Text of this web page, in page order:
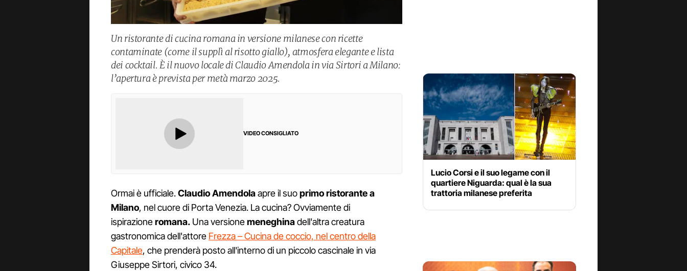
Un ristorante di cucina romana in versione milanese con ricette
contaminate (come il supplì al risotto giallo), atmosfera elegante e lista
dei cocktail. È il nuovo locale di Claudio Amendola in via Sirtori a Milano:
l’apertura è prevista per metà marzo 2025.
VIDEO CONSIGLIATO
Ormai è ufficiale.Claudio Amendolaapre il suoprimo ristorante a
Milano, nel cuore di Porta Venezia. La cucina? Ovviamente di
ispirazioneromana. Una versionemeneghinadell'altra creatura
gastronomica dell'attore Frezza – Cucina de coccio, nel centro della
Capitale, che prenderà posto all'interno di un piccolo cascinale in via
Giuseppe Sirtori, civico 34.
Lucio Corsi e il suo legame con il
quartiere Niguarda: qual è la sua
trattoria milanese preferita